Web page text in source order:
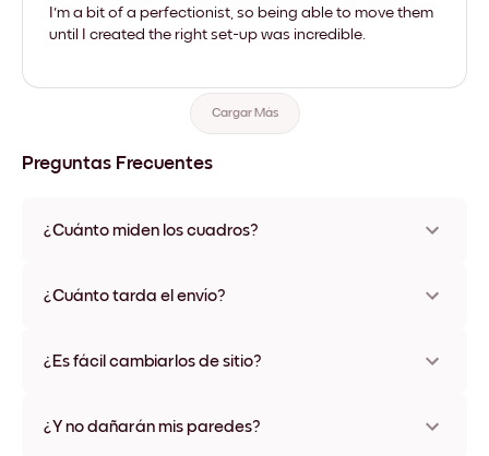
I'm a bit of a perfectionist, so being able to move them
until I created the right set-up was incredible.
Cargar Más
Preguntas Frecuentes
¿Cuánto miden los cuadros?
varios materiales y colores de marco, incluidas opciones sin
¿Cuánto tarda el envío?
disponibles en algunos países. Te enviaremos un número de
¿Es fácil cambiarlos de sitio?
ningún daño
¿Y no dañarán mis paredes?